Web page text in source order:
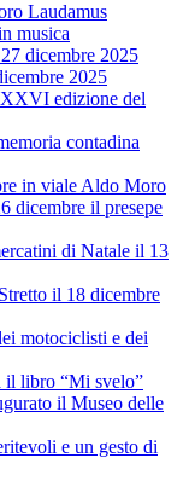
Laudamus
musica
dicembre 2025
2025
edizione del
contadina
in viale Aldo Moro
dicembre il presepe
di Natale il 13
il 18 dicembre
motociclisti e dei
libro “Mi svelo”
il Museo delle
e un gesto di